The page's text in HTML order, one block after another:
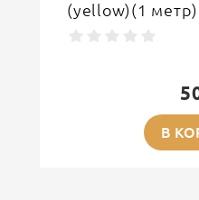
(yellow)(1 метр)
В